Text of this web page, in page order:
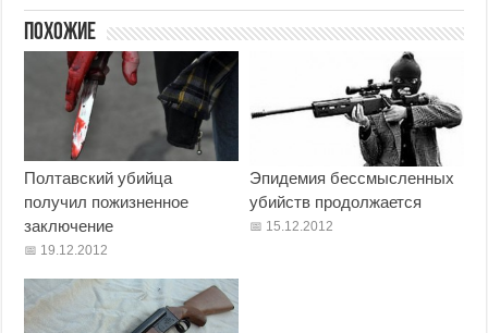
Похожие
Полтавский убийца
получил пожизненное
заключение
19.12.2012
Эпидемия бессмысленных
убийств продолжается
15.12.2012